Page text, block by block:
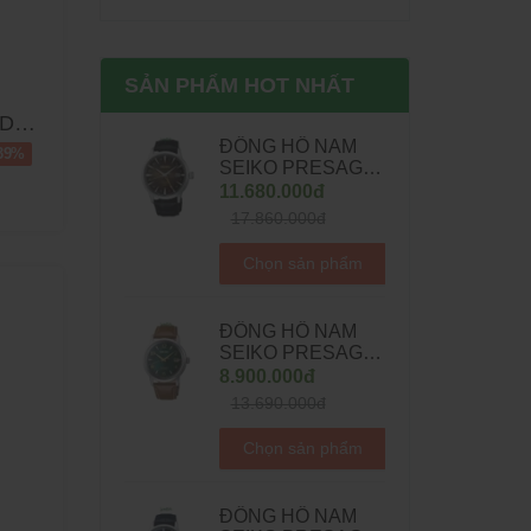
SẢN PHẨM HOT NHẤT
ĐỒNG HỒ NAM
SEIKO PRESAGE
COCKTAIL TIME
40.5MM
11.680.000đ
Chọn sản phẩm
ĐỒNG HỒ NAM
SEIKO PRESAGE
COCKTAIL BAR
SRPE45J1 -
38.5MM
8.900.000đ
Chọn sản phẩm
ĐỒNG HỒ NAM